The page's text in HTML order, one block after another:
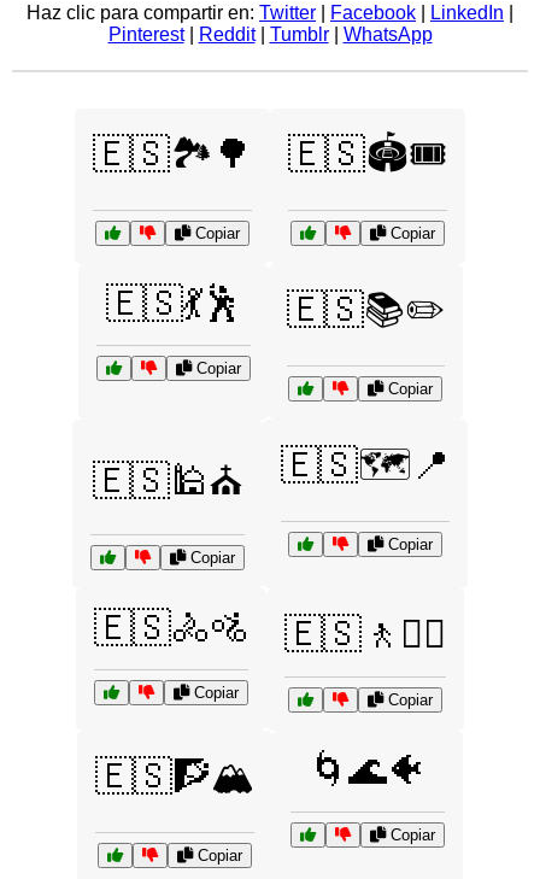
Haz clic para compartir en: Twitter Facebook LinkedIn
Pinterest| Reddit| Tumblr| WhatsApp
🇪🇸🏞️🌳
Copiar
🇪🇸🏟️🎟️
Copiar
🇪🇸💃🕺
Copiar
🇪🇸📚✏️
Copiar
🇪🇸🕌⛪
Copiar
🇪🇸🗺️📍
Copiar
🇪🇸🚴🚵
Copiar
🇪🇸🚶🚶‍♀️
Copiar
🇪🇸🧗🏔️
Copiar
🌀🌊🐠
Copiar